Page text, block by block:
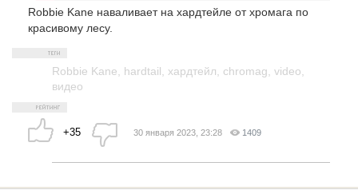
Robbie Kane наваливает на хардтейле от хромага по
красивому лесу.
Robbie Kane hardtail хардтейл chromag video
видео
+35 30 января 2023, 23:28 1409